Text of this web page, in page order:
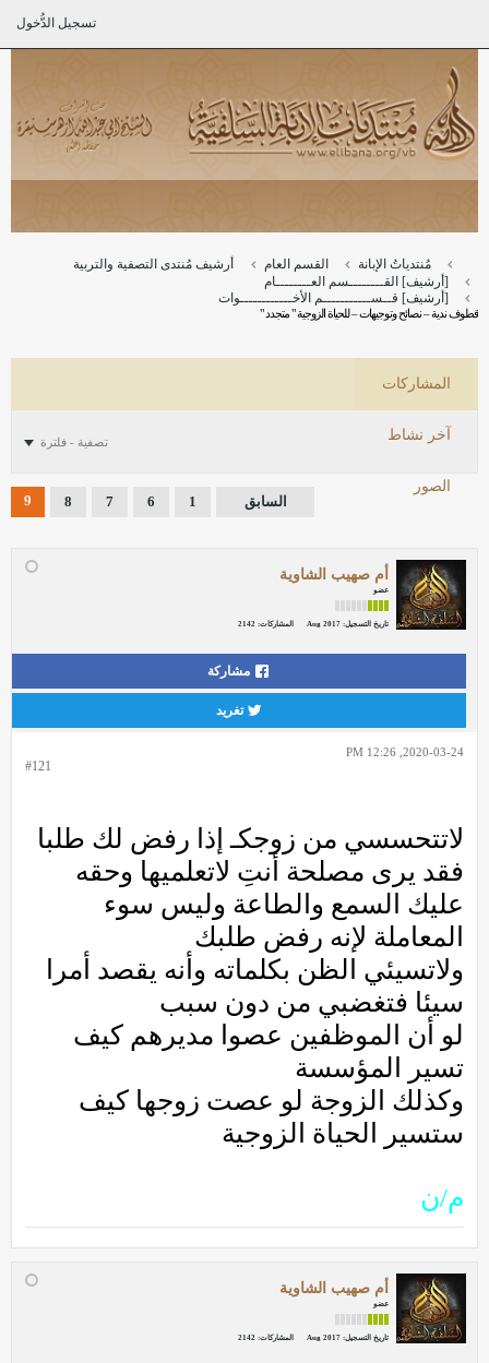
تسجيل الدُّخول
مُنتدياتُ الإبانة القسم العام
أرشيف مُنتدى التصفية والتربية
[أرشيف] القــــــــسم العــــــــام
[أرشيف] قــســـــــــــم الأخــــــــــــوات
قطوف ندية – نصائح وتوجيهات – للحياة الزوجية " متجدد "
المشاركات
آخر نشاط
الصور
تصفية - فلترة
السابق 1
6
7
8
9
أم صهيب الشاوية
عضو
تاريخ التسجيل: Aug 2017 المشاركات: 2142
مشاركة
تغريد
#121
2020-03-24, 12:26 PM
لاتتحسسي من زوجكـ إذا رفض لك طلبا
فقد يرى مصلحة أنتِ لاتعلميها وحقه
عليك السمع والطاعة وليس سوء
المعاملة لإنه رفض طلبك
ولاتسيئي الظن بكلماته وأنه يقصد أمرا
سيئا فتغضبي من دون سبب
لو أن الموظفين عصوا مديرهم كيف
تسير المؤسسة
وكذلك الزوجة لو عصت زوجها كيف
ستسير الحياة الزوجية
م/ن
أم صهيب الشاوية
عضو
تاريخ التسجيل: Aug 2017 المشاركات: 2142